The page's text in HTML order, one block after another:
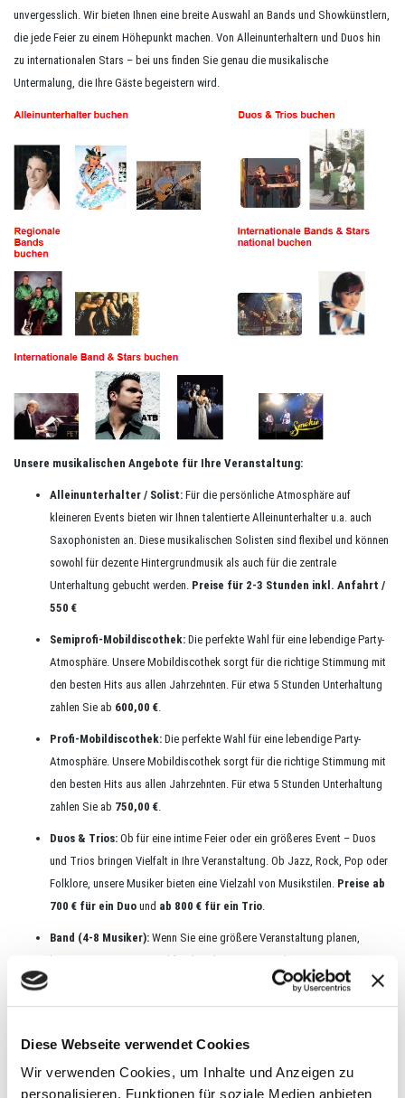
Diese Webseite verwendet Cookies
Wir verwenden Cookies, um Inhalte und Anzeigen zu
personalisieren, Funktionen für soziale Medien anbieten
unvergesslich. Wir bieten Ihnen eine breite Auswahl an Bands und Showkünstlern,
die jede Feier zu einem Höhepunkt machen. Von Alleinunterhaltern und Duos hin
zu internationalen Stars – bei uns finden Sie genau die musikalische
Untermalung, die Ihre Gäste begeistern wird.
Unsere musikalischen Angebote für Ihre Veranstaltung:
Alleinunterhalter / Solist: Für die persönliche Atmosphäre auf
kleineren Events bieten wir Ihnen talentierte Alleinunterhalter u.a. auch
Saxophonisten an. Diese musikalischen Solisten sind flexibel und können
sowohl für dezente Hintergrundmusik als auch für die zentrale
Unterhaltung gebucht werden. Preise für 2-3 Stunden inkl. Anfahrt /
550 €
Semiprofi-Mobildiscothek: Die perfekte Wahl für eine lebendige Party-
Atmosphäre. Unsere Mobildiscothek sorgt für die richtige Stimmung mit
den besten Hits aus allen Jahrzehnten. Für etwa 5 Stunden Unterhaltung
zahlen Sie ab 600,00 €
Profi-Mobildiscothek: Die perfekte Wahl für eine lebendige Party-
Atmosphäre. Unsere Mobildiscothek sorgt für die richtige Stimmung mit
den besten Hits aus allen Jahrzehnten. Für etwa 5 Stunden Unterhaltung
zahlen Sie ab 750,00 €
Duos & Trios: Ob für eine intime Feier oder ein größeres Event – Duos
und Trios bringen Vielfalt in Ihre Veranstaltung. Ob Jazz, Rock, Pop oder
Folklore, unsere Musiker bieten eine Vielzahl von Musikstilen. Preise ab
700 € für ein Duo und ab 800 € für ein Trio
Band (4-8 Musiker): Wenn Sie eine größere Veranstaltung planen,
können Sie mit einer Band für den ultimativen Musikgenuss sorgen. Mit
einer Auswahl an regionalen, nationalen und internationalen Bands finden
Sie die passende Gruppe für Ihr Event.Preise ab 1.500 €.
Bigband & Orchester:
Für den gehobenen Anlass oder große Events
edelster Musik bereichern. Preise ab 1.500 € für eine Bigbandund